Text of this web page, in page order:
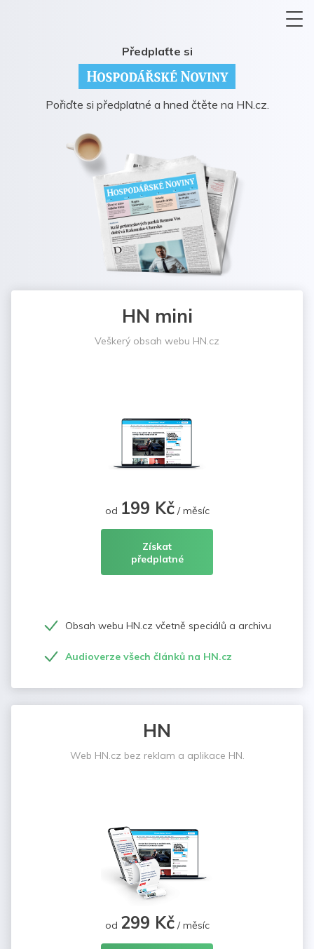
Předplaťte si
Pořiďte si předplatné a hned čtěte na HN.cz.
HN mini
Veškerý obsah webu HN.cz
od 199 Kč/ měsíc
Získat
předplatné
Obsah webu HN.cz včetně speciálů a archivu
Audioverze všech článků na HN.cz
HN
Web HN.cz bez reklam a aplikace HN.
od 299 Kč/ měsíc